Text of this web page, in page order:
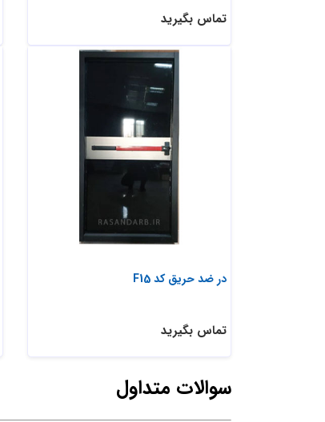
تماس بگیرید
در ضد حریق کد F15
تماس بگیرید
سوالات متداول